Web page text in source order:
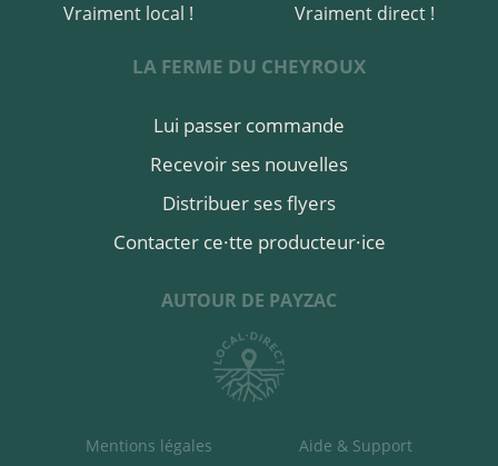
Vraiment local !
Vraiment direct !
LA FERME DU CHEYROUX
Lui passer commande
Recevoir ses nouvelles
Distribuer ses flyers
Contacter ce·tte producteur·ice
AUTOUR DE PAYZAC
Mentions légales Aide & Support